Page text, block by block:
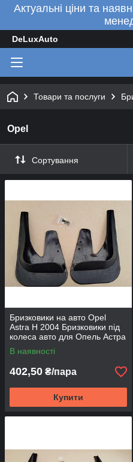
Актуальні ціни та
DeLuxAuto
Товари та послуги
Opel
Сортування
Бризковики на авто Opel
Astra H 2004 Бризковики під
колеса авто для Опель Астра
Н 2004 Бризговики перед.
універсальні
В наявності
402,50 ₴/пара
Купити